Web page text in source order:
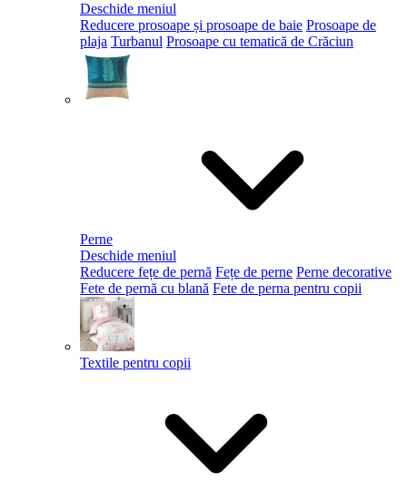
Deschide meniul
Reducere prosoape și prosoape de baie Prosoape de
plaja Turbanul Prosoape cu tematică de Crăciun
Perne
Deschide meniul
Reducere fețe de pernă Fețe de perne Perne decorative
Fete de pernă cu blană Fete de perna pentru copii
Textile pentru copii